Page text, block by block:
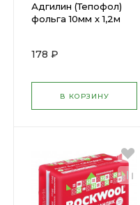
Адгилин (Тепофол)
фольга 10мм х 1,2м
178 ₽
В КОРЗИНУ